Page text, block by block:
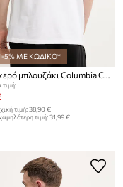
-5% ΜΕ ΚΩΔΙΚΟ*
Βαμβακερό μπλουζάκι Columbia CSC
τιμή:38,90 €
τιμή:31,99 €